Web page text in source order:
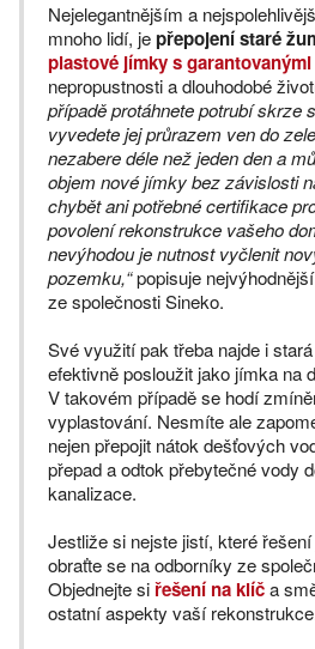
Nejelegantnějším a
mnoho lidí, jepřepojení staré
plastové jímky s
nepropustnosti a dlouhodobé
případě protáhnete potrubí skrze
vyvedete jej průrazem ven do
nezabere déle než jeden den a
objem nové jímky bez závislosti
chybět ani potřebné certifikace
povolení rekonstrukce vašeho
nevýhodou je nutnost vyčlenit
pozemku,“popisuje
ze společnosti Sineko.
Své využití pak třeba najde i
efektivně posloužit jako jímka na
V takovém případě se hodí
vyplastování. Nesmíte ale
nejen přepojit nátok dešťových
přepad a odtok přebytečné vody
kanalizace.
Jestliže si nejste jistí, které
obraťte se na odborníky ze
Objednejte siřešení na klíča
ostatní aspekty vaší